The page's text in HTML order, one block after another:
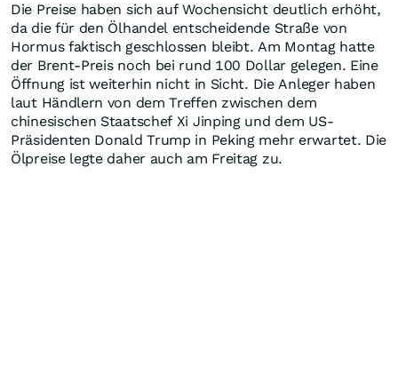
Die Preise haben sich auf Wochensicht deutlich erhöht,
da die für den Ölhandel entscheidende Straße von
Hormus faktisch geschlossen bleibt. Am Montag hatte
der Brent-Preis noch bei rund 100 Dollar gelegen. Eine
Öffnung ist weiterhin nicht in Sicht. Die Anleger haben
laut Händlern von dem Treffen zwischen dem
chinesischen Staatschef Xi Jinping und dem US-
Präsidenten Donald Trump in Peking mehr erwartet. Die
Ölpreise legte daher auch am Freitag zu.